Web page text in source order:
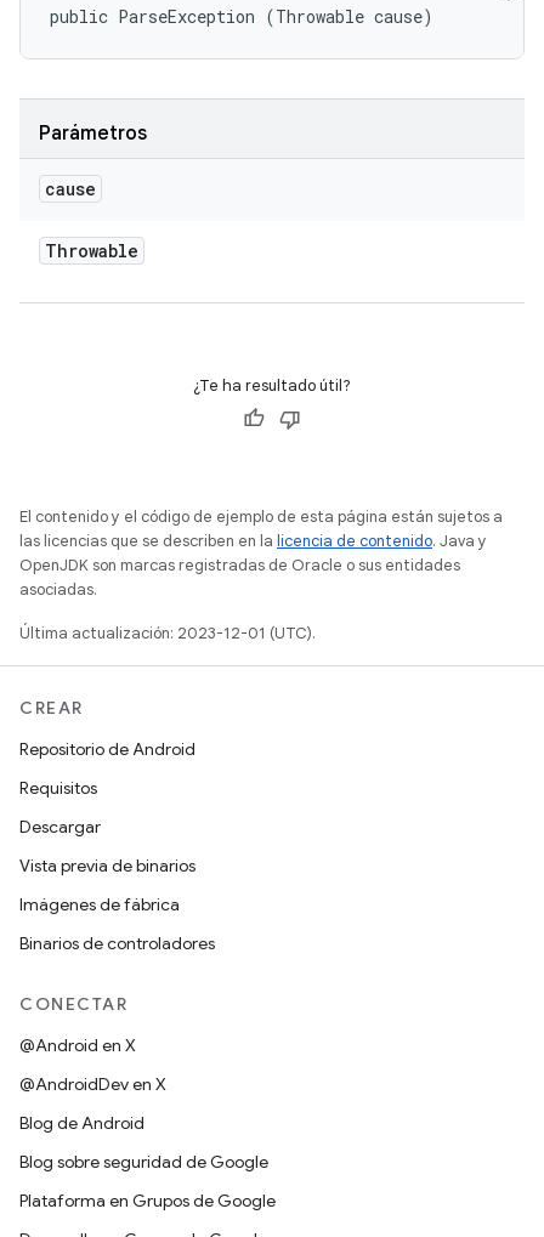
public ParseException (Throwable cause)
Parámetros
cause
Throwable
¿Te ha resultado útil?
El contenido y el código de ejemplo de esta página están sujetos a
las licencias que se describen en la licencia de contenido. Java y
OpenJDK son marcas registradas de Oracle o sus entidades
asociadas.
Última actualización: 2023-12-01 (UTC).
CREAR
Repositorio de Android
Requisitos
Descargar
Vista previa de binarios
Imágenes de fábrica
Binarios de controladores
CONECTAR
@Android en X
@AndroidDev en X
Blog de Android
Blog sobre seguridad de Google
Plataforma en Grupos de Google